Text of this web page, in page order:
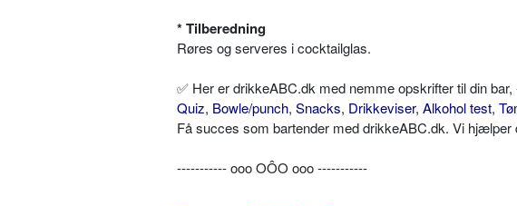
* Tilberedning
Røres og serveres i cocktailglas.
✅ Her er drikkeABC.dk med nemme opskrifter til din
Quiz, Bowle/punch, Snacks, Drikkeviser, Alkohol test,
Få succes som bartender med drikkeABC.dk. Vi hjælper
----------- ooo OÔO ooo -----------